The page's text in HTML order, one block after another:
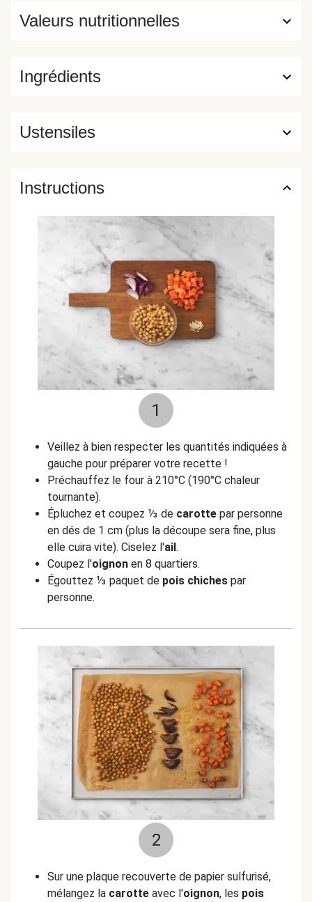
Ingrédients
Valeurs nutritionnelles
Ustensiles
Instructions
1
Veillez à bien respecter les quantités indiquées à
gauche pour préparer votre recette !
Préchauffez le four à 210°C (190°C chaleur
tournante).
Épluchez et coupez ⅓ de carotte par personne
en dés de 1 cm (plus la découpe sera fine, plus
elle cuira vite). Ciselez l'ail.
Coupez l'oignon en 8 quartiers.
Égouttez ⅓ paquet de pois chiches par
personne.
2
Sur une plaque recouverte de papier sulfurisé,
mélangez la carotte avec l'oignon, les pois